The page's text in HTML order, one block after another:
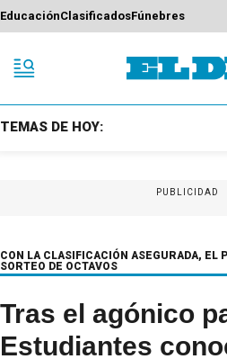
EducaciónClasificadosFúnebres
TEMAS DE HOY:
PUBLICIDAD
CON LA CLASIFICACIÓN ASEGURADA, EL
SORTEO DE OCTAVOS
Tras el agónico
Estudiantes